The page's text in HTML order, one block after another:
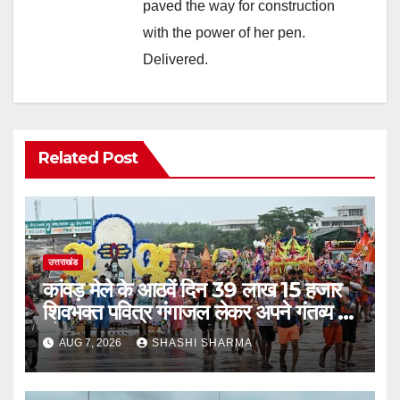
paved the way for construction
with the power of her pen.
Delivered.
Related Post
उत्तराखंड
कांवड़ मेले के आठवें दिन 39 लाख 15 हजार
शिवभक्त पवित्र गंगाजल लेकर अपने गंतव्य की
ओर हुए रवाना
AUG 7, 2026 SHASHI SHARMA